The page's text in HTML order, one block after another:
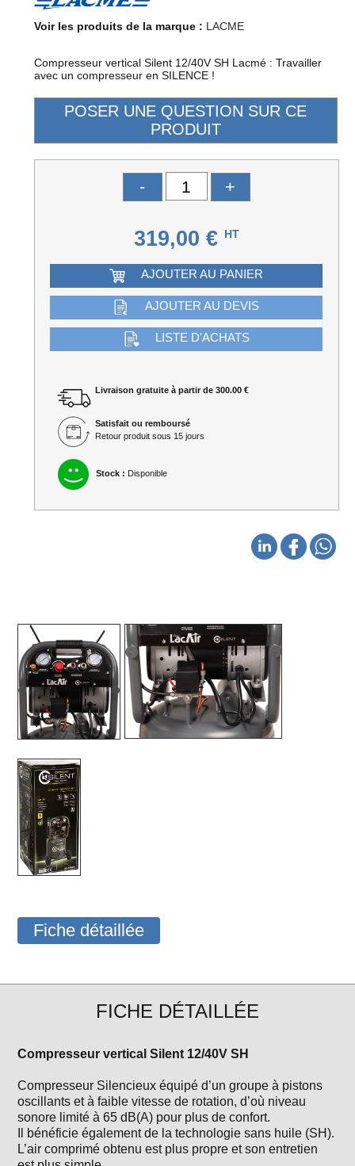
Voir les produits de la marque : LACME
Compresseur vertical Silent 12/40V SH Lacmé : Travailler
avec un compresseur en SILENCE !
- +
319,00 € HT
AJOUTER AU PANIER
AJOUTER AU DEVIS
LISTE D'ACHATS
Livraison gratuite à partir de 300.00 €
Satisfait ou remboursé
Retour produit sous 15 jours
Stock : Disponible
Fiche détaillée
FICHE DÉTAILLÉE
Compresseur vertical Silent 12/40V SH
Compresseur Silencieux équipé d’un groupe à pistons
oscillants et à faible vitesse de rotation, d’où niveau
sonore limité à 65 dB(A) pour plus de confort.
Il bénéficie également de la technologie sans huile (SH).
L’air comprimé obtenu est plus propre et son entretien